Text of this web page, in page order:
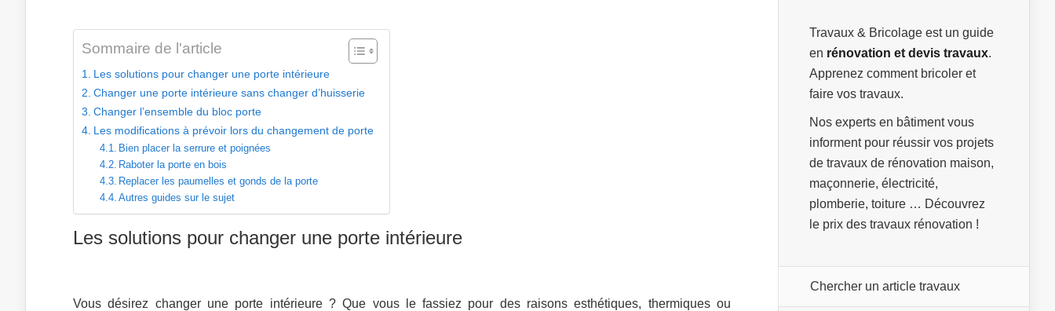
Sommaire de l'article
Les solutions pour changer une porte intérieure
Changer une porte intérieure sans changer d’huisserie
Changer l’ensemble du bloc porte
Les modifications à prévoir lors du changement de porte
Bien placer la serrure et poignées
Raboter la porte en bois
Replacer les paumelles et gonds de la porte
Autres guides sur le sujet
Les solutions pour changer une porte intérieure
Vous désirez changer une porte intérieure ? Que vous le fassiez pour des raisons esthétiques, thermiques ou
Travaux & Bricolage est un guide
en rénovation et devis travaux.
Apprenez comment bricoler et
faire vos travaux.
Nos experts en bâtiment vous
informent pour réussir vos projets
de travaux de rénovation maison,
maçonnerie, électricité,
plomberie, toiture … Découvrez
le prix des travaux rénovation !
Chercher un article travaux